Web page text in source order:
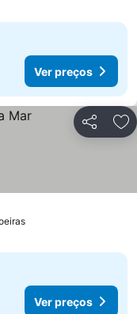
Ver preços
Partilhar
Ver preços